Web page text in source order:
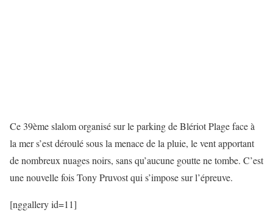
Ce 39ème slalom organisé sur le parking de Blériot Plage face à
la mer s’est déroulé sous la menace de la pluie, le vent apportant
de nombreux nuages noirs, sans qu’aucune goutte ne tombe. C’est
une nouvelle fois Tony Pruvost qui s’impose sur l’épreuve.
[nggallery id=11]